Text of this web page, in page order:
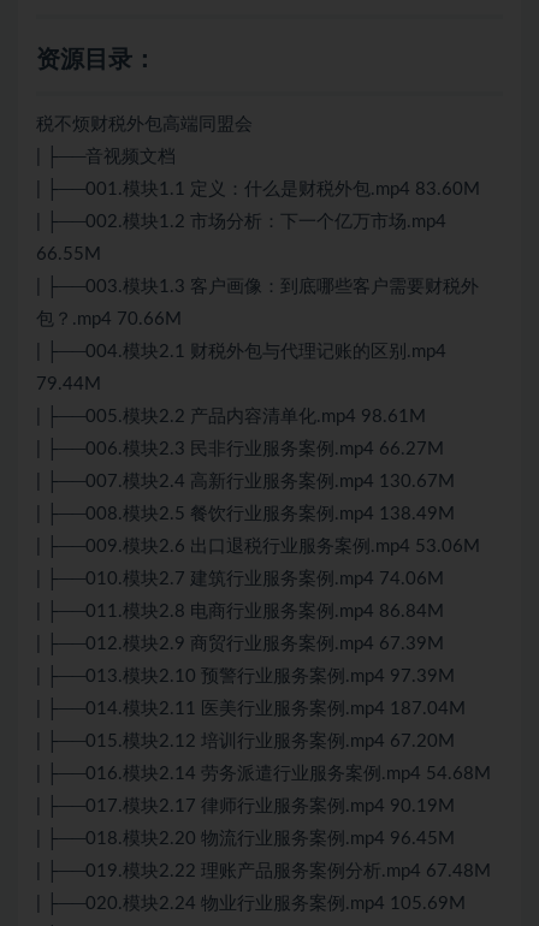
资源目录：
税不烦财税外包高端同盟会
| ├──音视频文档
| ├──001.模块1.1 定义：什么是财税外包.mp4 83.60M
| ├──002.模块1.2 市场分析：下一个亿万市场.mp4
66.55M
| ├──003.模块1.3 客户画像：到底哪些客户需要财税外
包？.mp4 70.66M
| ├──004.模块2.1 财税外包与代理记账的区别.mp4
79.44M
| ├──005.模块2.2 产品内容清单化.mp4 98.61M
| ├──006.模块2.3 民非行业服务案例.mp4 66.27M
| ├──007.模块2.4 高新行业服务案例.mp4 130.67M
| ├──008.模块2.5 餐饮行业服务案例.mp4 138.49M
| ├──009.模块2.6 出口退税行业服务案例.mp4 53.06M
| ├──010.模块2.7 建筑行业服务案例.mp4 74.06M
| ├──011.模块2.8 电商行业服务案例.mp4 86.84M
| ├──012.模块2.9 商贸行业服务案例.mp4 67.39M
| ├──013.模块2.10 预警行业服务案例.mp4 97.39M
| ├──014.模块2.11 医美行业服务案例.mp4 187.04M
| ├──015.模块2.12 培训行业服务案例.mp4 67.20M
| ├──016.模块2.14 劳务派遣行业服务案例.mp4 54.68M
| ├──017.模块2.17 律师行业服务案例.mp4 90.19M
| ├──018.模块2.20 物流行业服务案例.mp4 96.45M
| ├──019.模块2.22 理账产品服务案例分析.mp4 67.48M
| ├──020.模块2.24 物业行业服务案例.mp4 105.69M